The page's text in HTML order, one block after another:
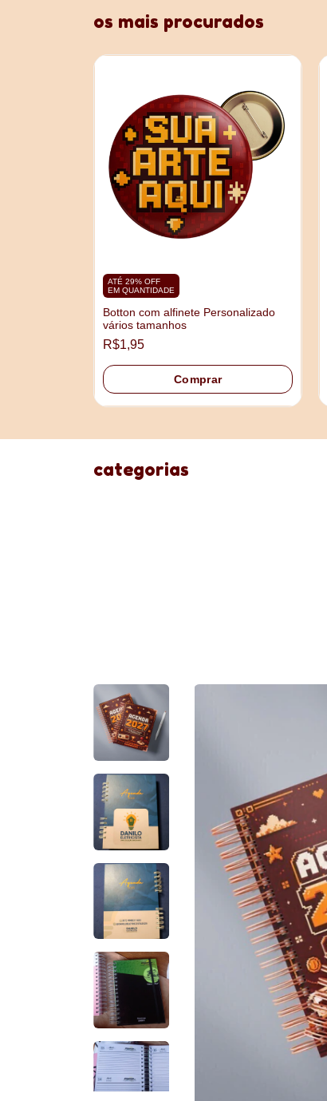
os mais procurados
ATÉ 29% OFF
EM QUANTIDADE
Botton com alfinete Personalizado
vários tamanhos
R$1,95
Comprar
categorias